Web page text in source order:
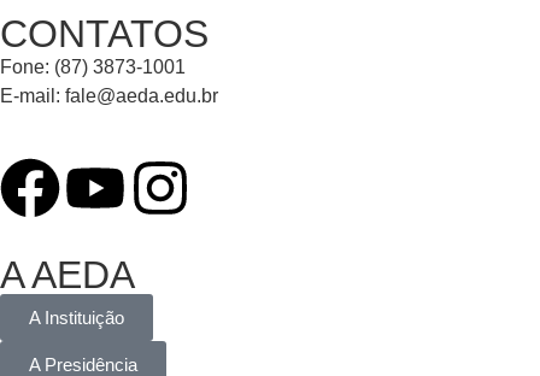
CONTATOS
Fone: (87) 3873-1001
E-mail: fale@aeda.edu.br
A AEDA
A Instituição
A Presidência